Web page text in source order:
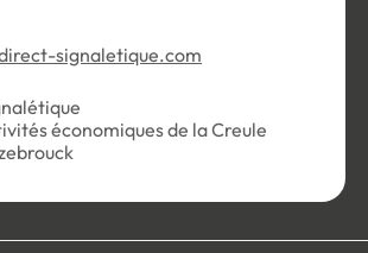
signaletique.com
économiques de la Creule